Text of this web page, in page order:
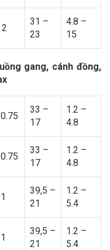
2
31 –
23
4.8 –
15
gang, cánh đồng,
0.75
33 –
17
1.2 –
4.8
0.75
33 –
17
1.2 –
4.8
1
39,5 –
21
1.2 –
5.4
1
39,5 –
21
1.2 –
5.4